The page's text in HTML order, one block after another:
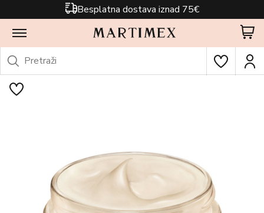
Besplatna dostava iznad 75€